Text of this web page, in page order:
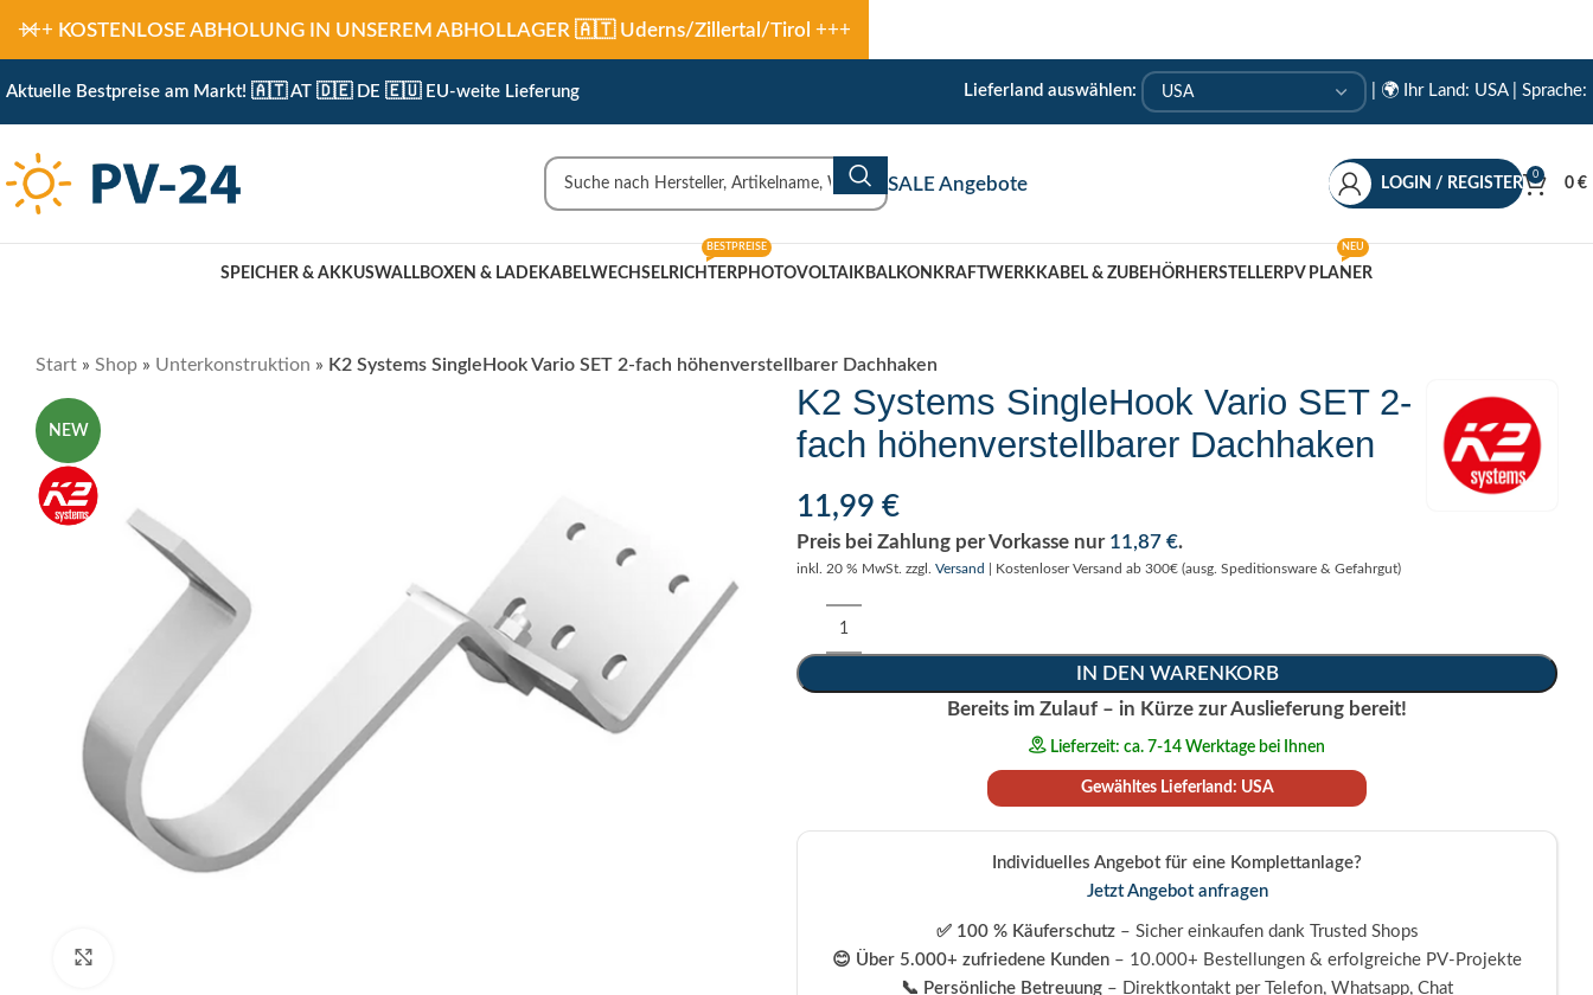
Aktuelle Bestpreise am Markt! 🇦🇹 AT 🇩🇪 DE 🇪🇺 EU-weite Lieferung Lieferland auswählen: 🌍 Ihr Land: USA| Sprache:
SALE Angebote LOGIN / REGISTER
0
0 €
SPEICHER & AKKUSWALLBOXEN & LADEKABELWECHSELRICHTER
BESTPREISE
PHOTOVOLTAIK BALKONKRAFTWERK KABEL & ZUBEHÖR HERSTELLER PV PLANER
NEU
Start » Shop » Unterkonstruktion » K2 Systems SingleHook Vario SET 2-fach höhenverstellbarer Dachhaken
NEW
K2 Systems SingleHook Vario SET 2-
fach höhenverstellbarer Dachhaken
11,99 €
Preis bei Zahlung per Vorkasse nur 11,87 €.
inkl. 20 % MwSt. zzgl. Versand | Kostenloser Versand ab 300€ (ausg. Speditionsware & Gefahrgut)
IN DEN WARENKORB
Bereits im Zulauf – in Kürze zur Auslieferung bereit!
Alternative:
Lieferzeit: ca. 7-14 Werktage bei Ihnen
Gewähltes Lieferland: USA
Individuelles Angebot für eine Komplettanlage?
Jetzt Angebot anfragen
✅ 100 % Käuferschutz– Sicher einkaufen dank Trusted Shops
😊 Über 5.000+ zufriedene Kunden – 10.000+ Bestellungen & erfolgreiche PV-Projekte
📞 Persönliche Betreuung – Direktkontakt per Telefon, Whatsapp, Chat
+++ KOSTENLOSE ABHOLUNG IN UNSEREM ABHOLLAGER 🇦🇹 Uderns/Zillertal/Tirol +++